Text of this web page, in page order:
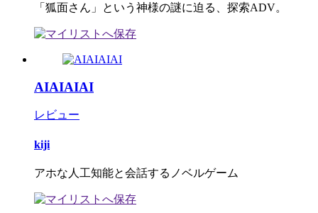
「狐面さん」という神様の謎に迫る、探索ADV。
AIAIAIAI
レビュー
kiji
アホな人工知能と会話するノベルゲーム